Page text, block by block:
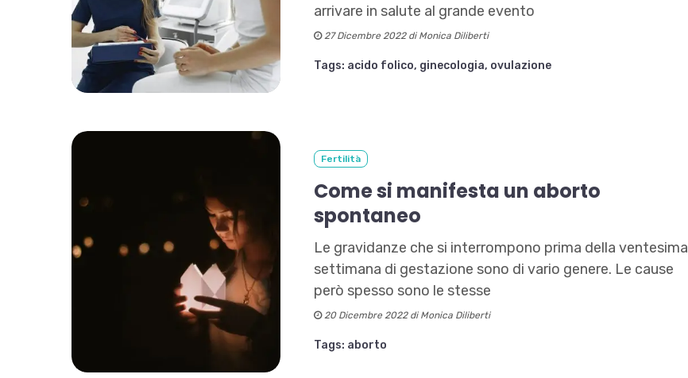
arrivare in salute al grande evento
27 Dicembre 2022 di Monica Diliberti
Tags: acido folico, ginecologia, ovulazione
Fertilità
Come si manifesta un aborto
spontaneo
Le gravidanze che si interrompono prima della ventesima
settimana di gestazione sono di vario genere. Le cause
però spesso sono le stesse
20 Dicembre 2022 di Monica Diliberti
Tags: aborto